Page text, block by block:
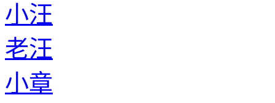
小汪
老汪
小章